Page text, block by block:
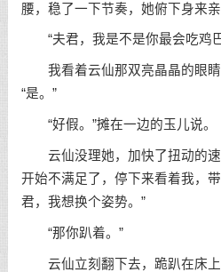
腰，稳了一下节奏，她俯下身来亲
“夫君，我是不是你最会吃鸡
我看着云仙那双亮晶晶的眼睛
“是。”
“好假。”摊在一边的玉儿说。
云仙没理她，加快了扭动的速
开始不满足了，停下来看着我，
君，我想换个姿势。”
“那你趴着。”
云仙立刻翻下去，跪趴在床上